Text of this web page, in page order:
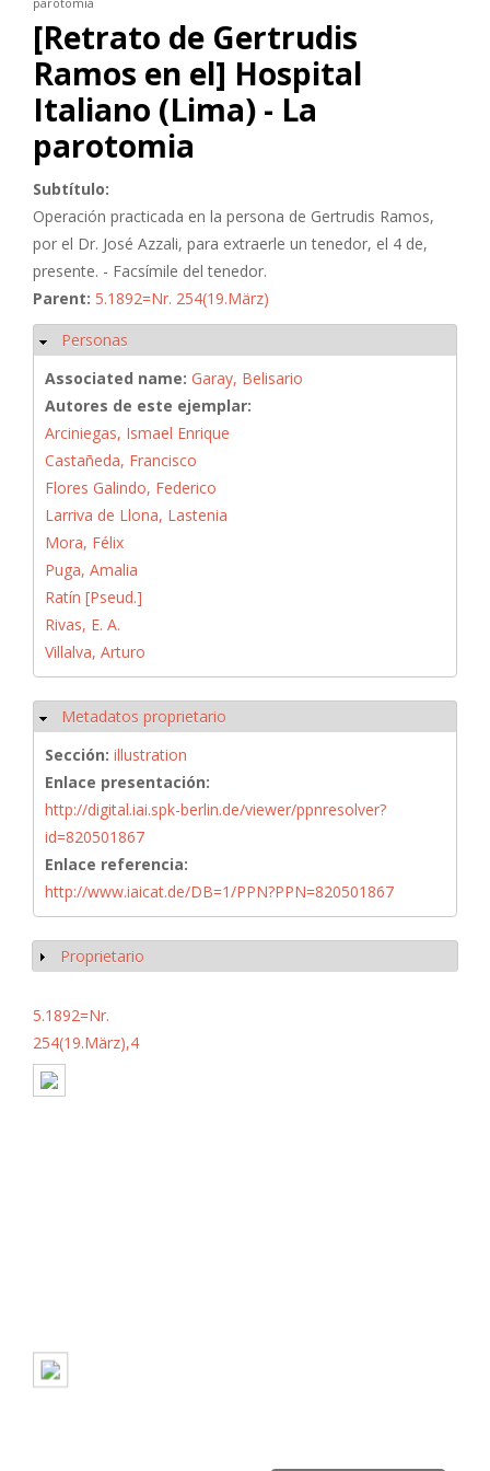
[Retrato de Gertrudis
Ramos en el] Hospital
Italiano (Lima) - La
parotomia
Subtítulo:
Operación practicada en la persona de Gertrudis Ramos,
por el Dr. José Azzali, para extraerle un tenedor, el 4 de,
presente. - Facsímile del tenedor.
Parent: 5.1892=Nr. 254(19.März)
Ocultar
Personas
Associated name: Garay, Belisario
Autores de este ejemplar:
Arciniegas, Ismael Enrique
Castañeda, Francisco
Flores Galindo, Federico
Larriva de Llona, Lastenia
Mora, Félix
Puga, Amalia
Ratín [Pseud.]
Rivas, E. A.
Villalva, Arturo
Ocultar
Metadatos proprietario
Sección: illustration
Enlace presentación:
http://digital.iai.spk-berlin.de/viewer/ppnresolver?
id=820501867
Enlace referencia:
http://www.iaicat.de/DB=1/PPN?PPN=820501867
Mostrar
Proprietario
5.1892=Nr.
254(19.März),4